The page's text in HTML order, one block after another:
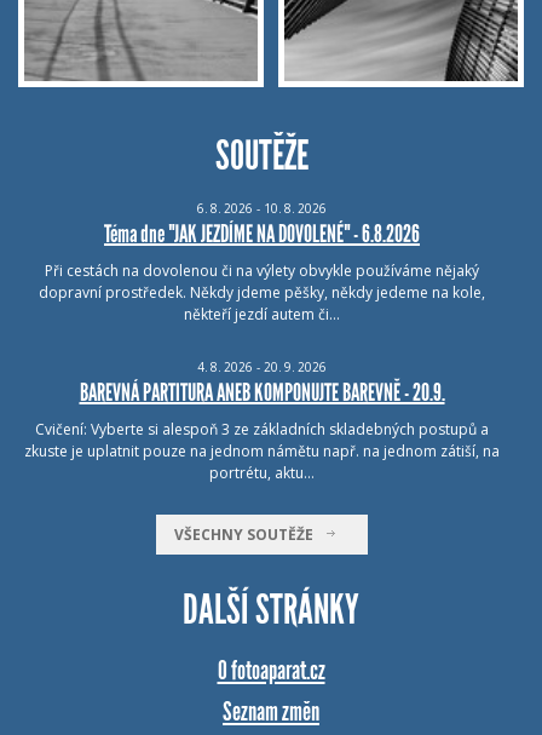
SOUTĚŽE
6. 8. 2026 - 10. 8. 2026
Téma dne "JAK JEZDÍME NA DOVOLENÉ" - 6.8.2026
Při cestách na dovolenou či na výlety obvykle používáme nějaký
dopravní prostředek. Někdy jdeme pěšky, někdy jedeme na kole,
někteří jezdí autem či…
4. 8. 2026 - 20. 9. 2026
BAREVNÁ PARTITURA ANEB KOMPONUJTE BAREVNĚ - 20.9.
Cvičení: Vyberte si alespoň 3 ze základních skladebných postupů a
zkuste je uplatnit pouze na jednom námětu např. na jednom zátiší, na
portrétu, aktu…
VŠECHNY SOUTĚŽE
DALŠÍ STRÁNKY
O fotoaparat.cz
Seznam změn